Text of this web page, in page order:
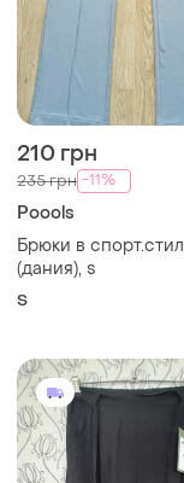
210 грн
235 грн -11%
Poools
Брюки в
(дания), s
S